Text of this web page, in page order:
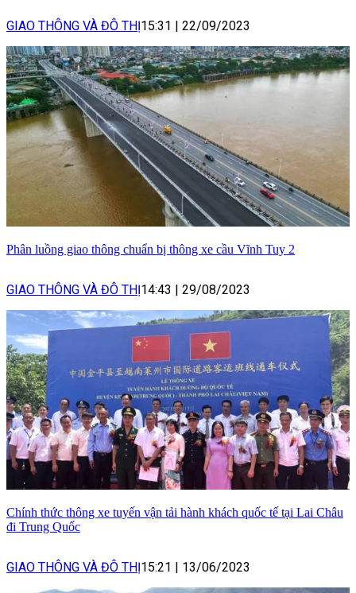
GIAO THÔNG VÀ ĐÔ THỊ15:31 | 22/09/2023
Phân luồng giao thông chuẩn bị thông xe cầu Vĩnh Tuy 2
GIAO THÔNG VÀ ĐÔ THỊ14:43 | 29/08/2023
Chính thức thông xe tuyến vận tải hành khách quốc tế tại Lai Châu
đi Trung Quốc
GIAO THÔNG VÀ ĐÔ THỊ15:21 13/06/2023